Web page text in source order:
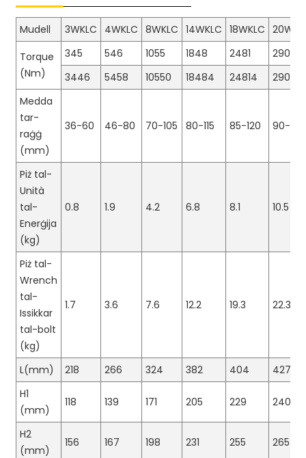
Mudell 3WKLC 4WKLC 8WKLC 14WKLC 18WKLC
Torque
(Nm)
345 546 1055 1848 2481
2909
3446
5458 10550 18484 24814
29089
Medda
tar-
raġġ
(mm)
36-60 46-80 70-105 80-115 85-120 90-130
Piż tal-
Unità
tal-
Enerġija
(kg)
0.8 1.9 4.2 6.8 8.1 10.5
Piż tal-
Wrench
tal-
Issikkar
tal-bolt
(kg)
1.7 3.6 7.6 12.2 19.3 22.3
L(mm) 218 266 324 382 404
427
H1
(mm)
118 139 171 205 229 240
H2
(mm)
156 167 198 231 255 265